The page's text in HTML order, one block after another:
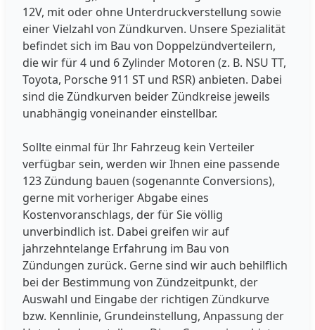
12V, mit oder ohne Unterdruckverstellung sowie
einer Vielzahl von Zündkurven. Unsere Spezialität
befindet sich im Bau von Doppelzündverteilern,
die wir für 4 und 6 Zylinder Motoren (z. B. NSU TT,
Toyota, Porsche 911 ST und RSR) anbieten. Dabei
sind die Zündkurven beider Zündkreise jeweils
unabhängig voneinander einstellbar.
Sollte einmal für Ihr Fahrzeug kein Verteiler
verfügbar sein, werden wir Ihnen eine passende
123 Zündung bauen (sogenannte Conversions),
gerne mit vorheriger Abgabe eines
Kostenvoranschlags, der für Sie völlig
unverbindlich ist. Dabei greifen wir auf
jahrzehntelange Erfahrung im Bau von
Zündungen zurück. Gerne sind wir auch behilflich
bei der Bestimmung von Zündzeitpunkt, der
Auswahl und Eingabe der richtigen Zündkurve
bzw. Kennlinie, Grundeinstellung, Anpassung der